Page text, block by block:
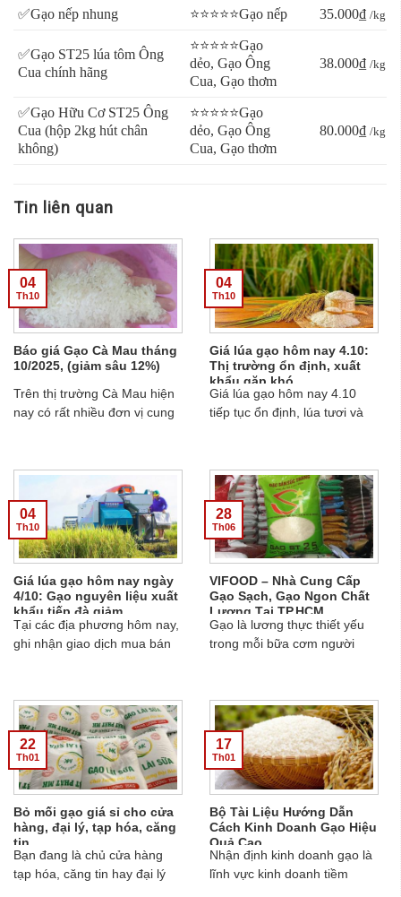
✅Gạo nếp nhung ⭐⭐⭐⭐⭐Gạo nếp 35.000₫ /kg
✅Gạo ST25 lúa tôm Ông
Cua chính hãng
⭐⭐⭐⭐⭐Gạo
dẻo, Gạo Ông
Cua, Gạo thơm
38.000₫ /kg
✅Gạo Hữu Cơ ST25 Ông
Cua (hộp 2kg hút chân
không)
⭐⭐⭐⭐⭐Gạo
dẻo, Gạo Ông
Cua, Gạo thơm
80.000₫ /kg
Tin liên quan
Báo giá Gạo Cà Mau tháng
10/2025, (giảm sâu 12%)
Trên thị trường Cà Mau hiện
nay có rất nhiều đơn vị cung
loại sản phẩm với các mức
giá khác nhau. Nếu bạn đang
đang cần tìm kiếm bảng báo
giá Gạo tại Cà Mau để tham
khảo thì bài viết này sẽ cung
cấp cho bạn những thông tin
kịp thời, đầy đủ ...
04
Th10
Giá lúa gạo hôm nay 4.10:
Thị trường ổn định, xuất
khẩu gặp khó
Giá lúa gạo hôm nay 4.10
tiếp tục ổn định, lúa tươi và
tranh và cần thêm đơn hàng
mới....
04
Th10
Giá lúa gạo hôm nay ngày
4/10: Gạo nguyên liệu xuất
khẩu tiếp đà giảm
Tại các địa phương hôm nay,
ghi nhận giao dịch mua bán
giao dịch mua bán yếu, nhà
máy chủ động chào báo gạo
ra nhiều hơn, giá bình ổn. Tại
Lấp Vò (Đồng Tháp), về
lượng lai rai, giá vững; Sa
Đéc (Đồng Tháp), gạo về tiếp
tục vắng, một số khó cho giá
giảm, ít mua vào. Tại An Cư -
Đồng Tháp, lượng về ít, giao
dịch mua bán chậm, giá ít
04
Th10
VIFOOD – Nhà Cung Cấp
Gạo Sạch, Gạo Ngon Chất
Lượng Tại TP.HCM
Gạo là lương thực thiết yếu
trong mỗi bữa cơm người
việc lựa chọn được gạo ngon,
sạch, đúng chuẩn, không pha
trộn, không hóa chất là mối
quan tâm hàng đầu của
người tiêu dùng và các đơn vị
kinh doanh ăn uống. ...
28
Th06
Bỏ mối gạo giá sỉ cho cửa
hàng, đại lý, tạp hóa, căng
tin
Bạn đang là chủ cửa hàng
tạp hóa, căng tin hay đại lý
22
Th01
Bộ Tài Liệu Hướng Dẫn
Cách Kinh Doanh Gạo Hiệu
Quả Cao
Nhận định kinh doanh gạo là
lĩnh vực kinh doanh tiềm
17
Th01